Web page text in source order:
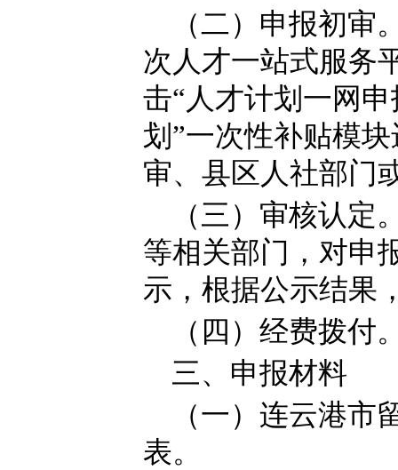
（二）申报初
次人才一站式服务
击“人才计划一网
划”一次性补贴模
审、县区人社部门
（三）审核认
等相关部门，对申
示，根据公示结果
（四）经费拨付
三、申报材料
（一）连云港市
表。